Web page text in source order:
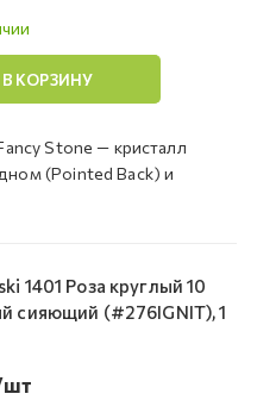
В КОРЗИНУ
Stone — кристалл
(Pointed Back) и
1401 Роза круглый 10
сияющий (#276IGNIT), 1